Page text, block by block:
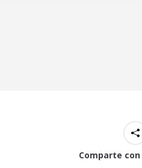
Comparte